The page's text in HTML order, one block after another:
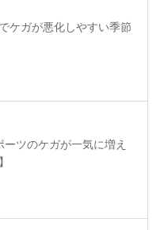
ケガが悪化しやすい季節
ーツのケガが一気に増え